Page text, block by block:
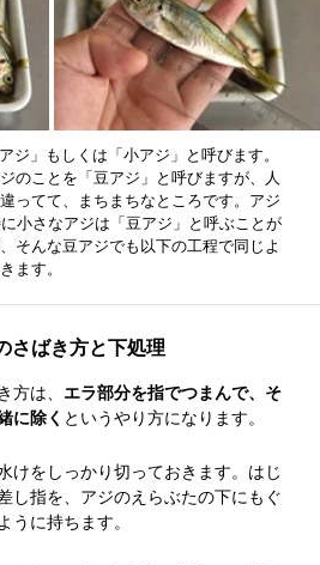
ジ」もしくは「小アジ」と呼びます。
のことを「豆アジ」と呼びますが、人
ってて、まちまちなところです。アジ
小さなアジは「豆アジ」と呼ぶことが
そんな豆アジでも以下の工程で同じよ
ます。
さばき方と下処理
方は、 エラ部分を指でつまんで、そ
に除く というやり方になります。
けをしっかり切っておきます。はじ
し指を、アジのえらぶたの下にもぐ
うに持ちます。